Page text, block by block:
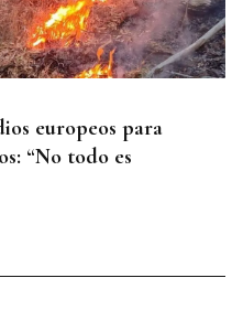
europeos para
“No todo es